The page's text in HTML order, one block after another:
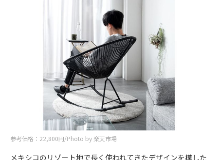
参考価格：22,800円/Photo by 楽天市場
メキシコのリゾート地で長く使われてきたデザインを模した